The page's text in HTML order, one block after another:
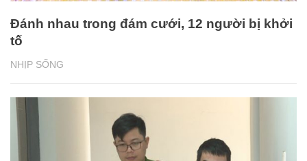
NHỊP SỐNG
Đánh nhau trong đám cưới, 12 người bị khởi
tố